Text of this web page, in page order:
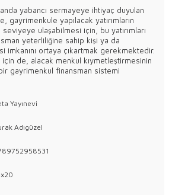
yabancı sermayeye ihtiyaç duyulan
gayrimenkule yapılacak yatırımların
ulaşabilmesi için, bu yatırımları
yeterliliğine sahip kişi ya da
imkanını ortaya çıkartmak gerekmektedir.
de, alacak menkul kıymetleştirmesinin
bir gayrimenkul finansman sistemi
Yayınevi
Adıgüzel